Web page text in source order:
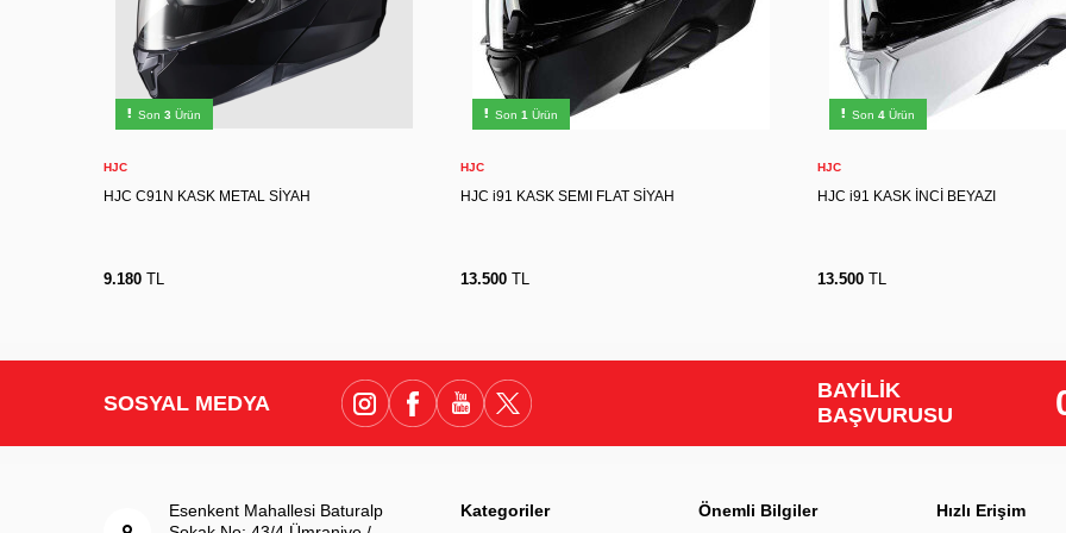
Son 3 Ürün
XS
HJC
HJC C91N KASK METAL SİYAH
9.180 TL
Son 1 Ürün
XS S
HJC
HJC i91 KASK SEMI FLAT SİYAH
13.500 TL
Son 4 Ürün
XS
HJC
HJC i91 KASK İNCİ BEYAZI
13.500 TL
SOSYAL MEDYA
BAYİLİK
BAŞVURUSU
Esenkent Mahallesi Baturalp
Kategoriler Önemli Bilgiler Hızlı Erişim